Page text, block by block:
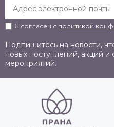
Я согласен с политикой
Подпишитесь на новости,
новых поступлений, акций
мероприятий.